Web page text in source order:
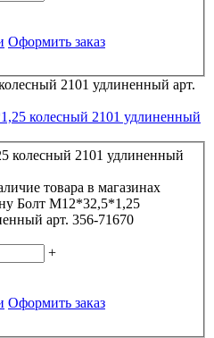
Оформить заказ
колесный 2101 удлиненный
товара в магазинах
Болт М12*32,5*1,25
колесный 2101 удлиненный арт. 356-71670
+
Оформить заказ